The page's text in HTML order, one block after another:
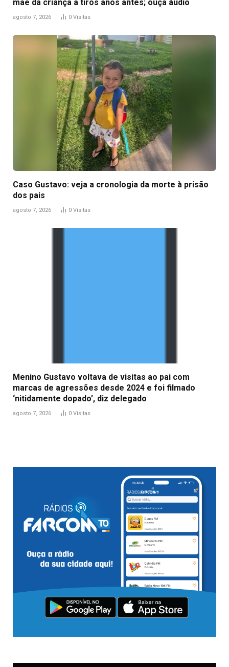
mãe da criança a tiros anos antes; ouça áudio
agosto 7, 2026 0 Visitas
Caso Gustavo: veja a cronologia da morte à prisão
dos pais
agosto 7, 2026 0 Visitas
Menino Gustavo voltava de visitas ao pai com
marcas de agressões desde 2024 e foi filmado
‘nitidamente dopado’, diz delegado
agosto 7, 2026 0 Visitas